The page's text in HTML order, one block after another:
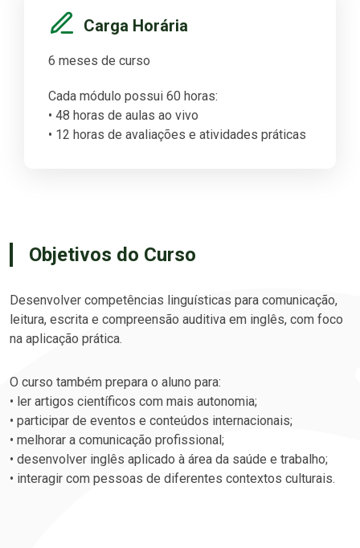
Carga Horária
6 meses de curso
Cada módulo possui 60 horas:
• 48 horas de aulas ao vivo
• 12 horas de avaliações e atividades práticas
Objetivos do Curso
Desenvolver competências linguísticas para comunicação,
leitura, escrita e compreensão auditiva em inglês, com foco
na aplicação prática.
O curso também prepara o aluno para:
• ler artigos científicos com mais autonomia;
• participar de eventos e conteúdos internacionais;
• melhorar a comunicação profissional;
• desenvolver inglês aplicado à área da saúde e trabalho;
• interagir com pessoas de diferentes contextos culturais.